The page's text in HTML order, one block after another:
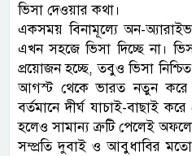
ভিসা দেওয়ার কথা।
একসময় বিনামূল্যে অন-
এখন সহজে ভিসা দিচ্ছে না।
প্রয়োজন হচ্ছে, তবুও ভিসা
আগস্ট থেকে ভারত নতুন করে
বর্তমানে দীর্ঘ যাচাই-বাছাই
হলেও সামান্য ত্রুটি পেলেই
সম্প্রতি দুবাই ও আবুধাবির